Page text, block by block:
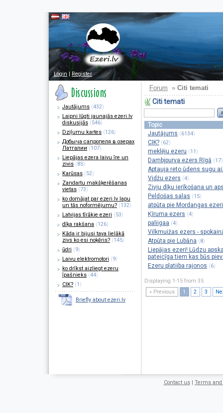
Login |Register
Jautājums (432)
Laipni lūgti jaunajās ezeri.lv
diskusijās (546)
Dziļumu kartes (126)
Добыча сапропеля в озерах
Латгалии (107)
Liepājas ezera laivu īre un
zivis (85)
Karūsas (52)
Zandartu makšķerēšanas
vietas (73)
ko domājat par ezeri.lv lapu
un tās noformējumu? (132)
Latvijas tīrākie ezeri (53)
dīķa rakšana (126)
Kāda ir bijusi tava lielākā
zivs ko esi noķēris? (145)
ūdri (9)
Laivu elektromotori (9)
ko drīkst aizliegt ezeru
īpašnieks (44)
CIK? (1)
Briefly about ezeri.lv
Forum » Citi temati
Citi temati
Topic
Jautājums (6134)
CIK? (62)
meklēju ezeru (11)
Dambjpurva ezers Rīgā (17)
Aptauja reto ūdens sugu
Vidžu ezers (4)
Zivju dīķu ierīkošana un
Peldošas salas (15)
atpūta pie Mordangas
Ķīruma ezers (4)
paliigaa (4)
Vilkmuižas ezers -
Atpūta pie Lubāna (8)
Liepājas ezeri! Lūdzu
pateicīga tiem kas būs
Ezeru platiiba rajonos (6)
Displaying 1-15 from 35
« Previous
1 2 3
Contact us| Terms